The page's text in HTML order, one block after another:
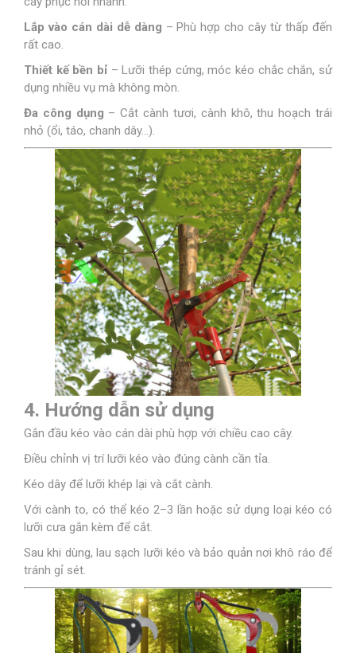
Lắp vào cán dài dễ dàng – Phù hợp cho cây từ thấp đến
rất cao.
Thiết kế bền bỉ – Lưỡi thép cứng, móc kéo chắc chắn, sử
dụng nhiều vụ mà không mòn.
Đa công dụng – Cắt cành tươi, cành khô, thu hoạch trái
nhỏ (ổi, táo, chanh dây…).
4. Hướng dẫn sử dụng
Gắn đầu kéo vào cán dài phù hợp với chiều cao cây.
Điều chỉnh vị trí lưỡi kéo vào đúng cành cần tỉa.
Kéo dây để lưỡi khép lại và cắt cành.
Với cành to, có thể kéo 2–3 lần hoặc sử dụng loại kéo có
lưỡi cưa gắn kèm để cắt.
Sau khi dùng, lau sạch lưỡi kéo và bảo quản nơi khô ráo để
tránh gỉ sét.